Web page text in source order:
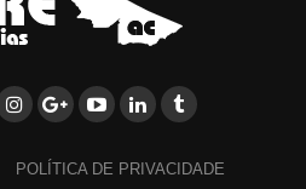
POLÍTICA DE PRIVACIDADE